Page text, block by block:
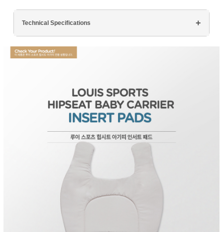
페이코 ID로 페
PAYCO 바로구매
Technical Specifications